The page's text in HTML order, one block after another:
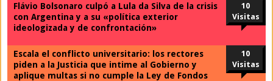
Flávio Bolsonaro culpó a Lula da Silva de la crisis
con Argentina y a su «política exterior
ideologizada y de confrontación»
10
Visitas
Escala el conflicto universitario: los rectores
piden a la Justicia que intime al Gobierno y
aplique multas si no cumple la Ley de Fondos
10
Visitas